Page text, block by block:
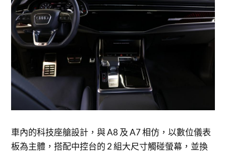
車內的科技座艙設計，與 A8 及 A7 相仿，以數位儀表
板為主體，搭配中控台的 2 組大尺寸觸碰螢幕，並換